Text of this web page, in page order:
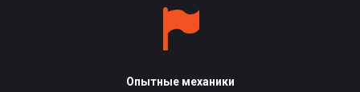
Опытные механики